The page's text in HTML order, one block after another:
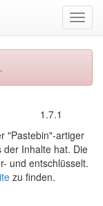
1.7.1
"Pastebin"-artiger
der Inhalte hat. Die
und entschlüsselt.
zu finden.